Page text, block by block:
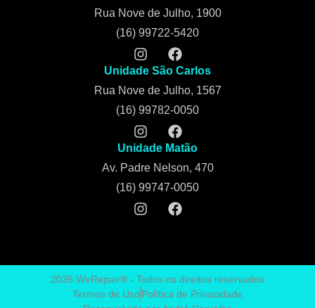
Rua Nove de Julho, 1900
(16) 99722-5420
Unidade São Carlos
Rua Nove de Julho, 1567
(16) 99782-0050
Unidade Matão
Av. Padre Nelson, 470
(16) 99747-0050
2026 WeRepair® - Todos os direitos reservados
Termos de Uso Política de Privacidade